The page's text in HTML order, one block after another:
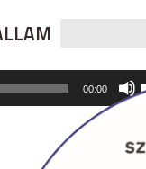
00:00